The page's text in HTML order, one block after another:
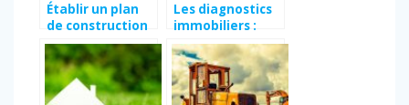
Établir un plan
de construction
dans la norme
Les diagnostics
immobiliers :
Quels sont les
prix moyens ?